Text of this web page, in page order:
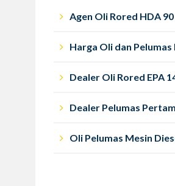
Agen Oli Rored HDA 90
Harga Oli dan Pelumas
Dealer Oli Rored EPA
Dealer Pelumas
Oli Pelumas Mesin